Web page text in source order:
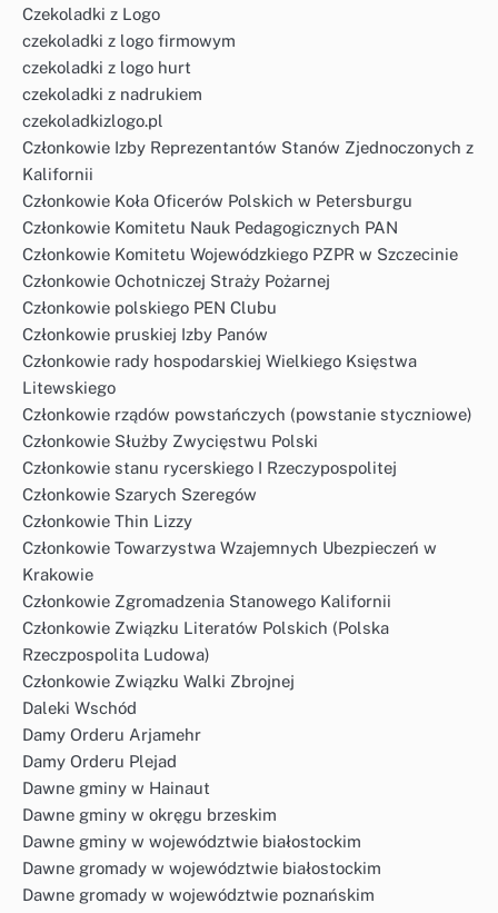
Czekoladki z Logo
czekoladki z logo firmowym
czekoladki z logo hurt
czekoladki z nadrukiem
czekoladkizlogo.pl
Członkowie Izby Reprezentantów Stanów Zjednoczonych z
Kalifornii
Członkowie Koła Oficerów Polskich w Petersburgu
Członkowie Komitetu Nauk Pedagogicznych PAN
Członkowie Komitetu Wojewódzkiego PZPR w Szczecinie
Członkowie Ochotniczej Straży Pożarnej
Członkowie polskiego PEN Clubu
Członkowie pruskiej Izby Panów
Członkowie rady hospodarskiej Wielkiego Księstwa
Litewskiego
Członkowie rządów powstańczych (powstanie styczniowe)
Członkowie Służby Zwycięstwu Polski
Członkowie stanu rycerskiego I Rzeczypospolitej
Członkowie Szarych Szeregów
Członkowie Thin Lizzy
Członkowie Towarzystwa Wzajemnych Ubezpieczeń w
Krakowie
Członkowie Zgromadzenia Stanowego Kalifornii
Członkowie Związku Literatów Polskich (Polska
Rzeczpospolita Ludowa)
Członkowie Związku Walki Zbrojnej
Daleki Wschód
Damy Orderu Arjamehr
Damy Orderu Plejad
Dawne gminy w Hainaut
Dawne gminy w okręgu brzeskim
Dawne gminy w województwie białostockim
Dawne gromady w województwie białostockim
Dawne gromady w województwie poznańskim